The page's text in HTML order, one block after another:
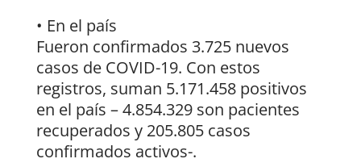
• En el país
Fueron confirmados 3.725 nuevos
casos de COVID-19. Con estos
registros, suman 5.171.458 positivos
en el país – 4.854.329 son pacientes
recuperados y 205.805 casos
confirmados activos-.